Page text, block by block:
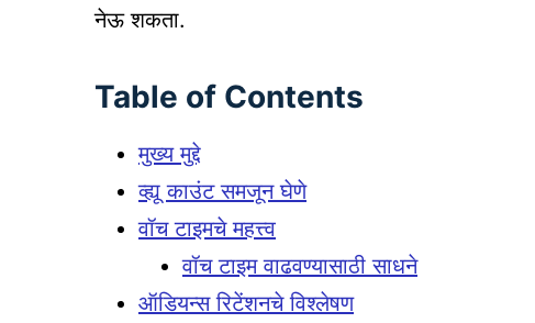
नेऊ शकता.
Table of Contents
मुख्य मुद्दे
व्ह्यू काउंट समजून घेणे
वॉच टाइमचे महत्त्व
वॉच टाइम वाढवण्यासाठी साधने
ऑडियन्स रिटेंशनचे विश्लेषण